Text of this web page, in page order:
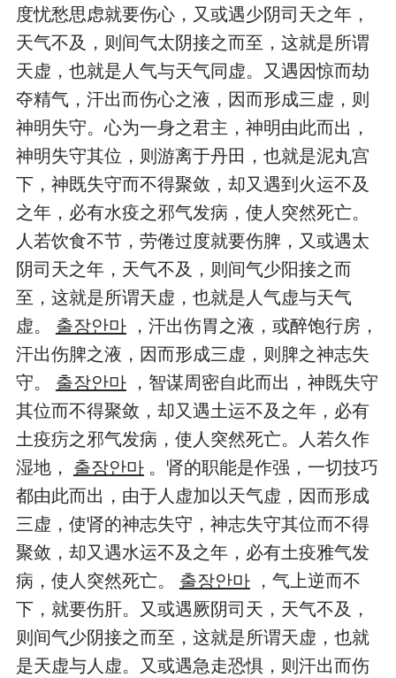
度忧愁思虑就要伤心，又或遇少阴司天之年，
天气不及，则间气太阴接之而至，这就是所谓
天虚，也就是人气与天气同虚。又遇因惊而劫
夺精气，汗出而伤心之液，因而形成三虚，则
神明失守。心为一身之君主，神明由此而出，
神明失守其位，则游离于丹田，也就是泥丸宫
下，神既失守而不得聚敛，却又遇到火运不及
之年，必有水疫之邪气发病，使人突然死亡。
人若饮食不节，劳倦过度就要伤脾，又或遇太
阴司天之年，天气不及，则间气少阳接之而
至，这就是所谓天虚，也就是人气虚与天气
虚。 출장안마，汗出伤胃之液，或醉饱行房，
汗出伤脾之液，因而形成三虚，则脾之神志失
守。 출장안마，智谋周密自此而出，神既失守
其位而不得聚敛，却又遇土运不及之年，必有
土疫疠之邪气发病，使人突然死亡。人若久作
湿地， 출장안마。肾的职能是作强，一切技巧
都由此而出，由于人虚加以天气虚，因而形成
三虚，使肾的神志失守，神志失守其位而不得
聚敛，却又遇水运不及之年，必有土疫雅气发
病，使人突然死亡。 출장안마，气上逆而不
下，就要伤肝。又或遇厥阴司天，天气不及，
则间气少阴接之而至，这就是所谓天虚，也就
是天虚与人虚。又或遇急走恐惧，则汗出而伤